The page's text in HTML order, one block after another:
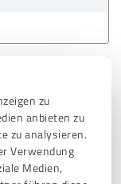
zu
anbieten zu
zu analysieren.
Verwendung
Medien,von
Und das